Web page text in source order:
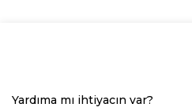
Yardıma mı ihtiyacın var?